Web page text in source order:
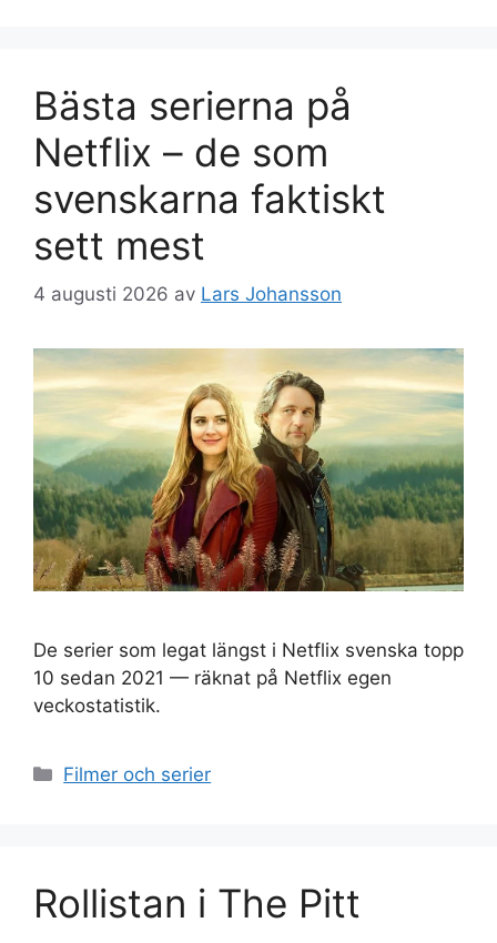
Bästa serierna på
Netflix – de som
svenskarna faktiskt
sett mest
4 augusti 2026 av Lars Johansson
De serier som legat längst i Netflix svenska topp
10 sedan 2021 — räknat på Netflix egen
veckostatistik.
Kategorier
Filmer och serier
Rollistan i The Pitt